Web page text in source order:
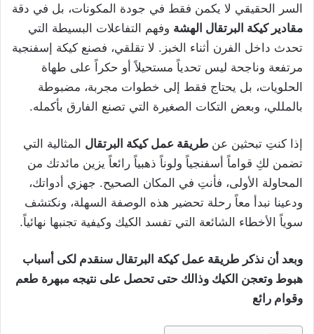
السر الحقيقي لا يكمن فقط في جودة المكونات، بل في دقة
مقادير كيكة البرتقال الهشة وفهم التفاعلات البسيطة التي
تحدث داخل الفرن أثناء الخبز. لا تقلقي، فصنع كيكة إسفنجية
مرتفعة وناجحة ليس تحدياً مستحيلاً أو حكراً على طهاة
الحلويات، بل يحتاج فقط إلى خطوات مجربة، مضبوطة
بالمللي، وبعض التكات الصغيرة التي تصنع الفارق بأكمله.
إذا كنتِ تبحثين عن طريقة عمل كيكة البرتقال المثالية التي
تضمن لكِ قواماً أسفنجياً ولوناً ذهبياً رائعاً يزين مائدتك من
المحاولة الأولى، فأنتِ في المكان الصحيح. جهزي أدواتك،
ودعينا نبدأ معاً رحلة تحضير هذه الوصفة السهلة، ونكتشف
سوياً الأخطاء الشائعة التي تفسد الكيك وكيفية تجنبها نهائياً.
وبعد أن نذكر طريقة عمل كيكة البرتقال سنقدم لكى أسباب
هبوط وتعجن الكيك وذالك حتى تحصل على نتيجه مبهرة طعم
وقوام رائع